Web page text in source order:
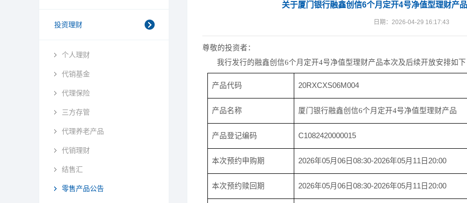
投资理财
个人理财
代销基金
代理保险
三方存管
代理养老产品
代销理财
结售汇
零售产品公告
关于厦门银行融鑫创信6个月定开4号净值型理财产
日期：2026-04-29 16:17:43
尊敬的投资者：
我行发行的融鑫创信6个月定开4号净值型理财产品本次及后续开放安排如下
产品代码 20RXCXS06M004
产品名称 厦门银行融鑫创信6个月定开4号净值型理财产品
产品登记编码 C1082420000015
本次预约申购期 2026年05月06日08:30-2026年05月11日20:00
本次预约赎回期 2026年05月06日08:30-2026年05月11日20:00